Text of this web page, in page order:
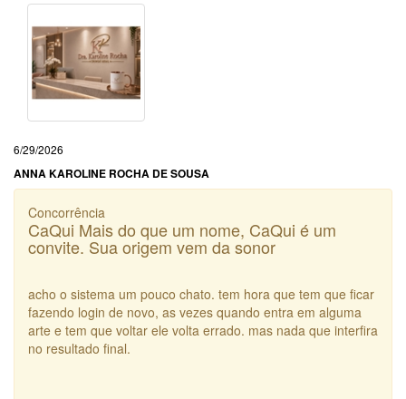
6/29/2026
ANNA KAROLINE ROCHA DE SOUSA
Concorrência
CaQui Mais do que um nome, CaQui é um
convite. Sua origem vem da sonor
acho o sistema um pouco chato. tem hora que tem que ficar
fazendo login de novo, as vezes quando entra em alguma
arte e tem que voltar ele volta errado. mas nada que interfira
no resultado final.